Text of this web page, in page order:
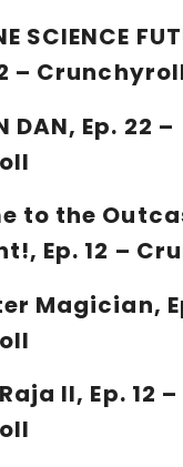
SCIENCE
–
DAN, Ep. 22 –
to the
Ep. 12 –
Magician,
II, Ep. 12 –